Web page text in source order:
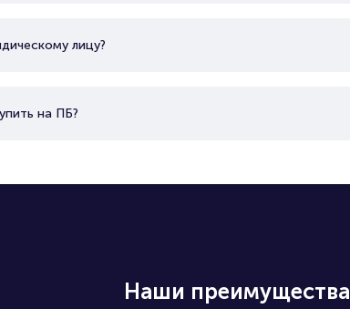
лицу?
на ПБ?
Наши преимущества